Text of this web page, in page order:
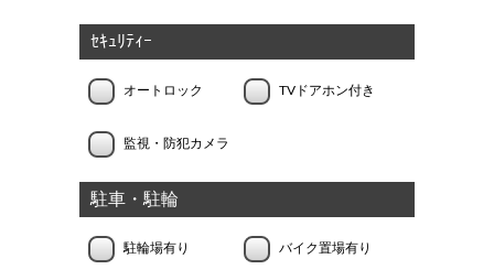
ｾｷｭﾘﾃｨｰ
オートロック TVドアホン付き
監視・防犯カメラ
駐車・駐輪
駐輪場有り バイク置場有り